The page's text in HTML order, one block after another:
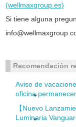
(wellmaxgroup.es)
Si tiene alguna
Recomendación
Aviso de
oficina
【Nuevo
Luminaria